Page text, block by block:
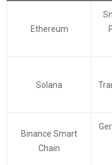
Ethereum
Solana
Binance Smart
Chain